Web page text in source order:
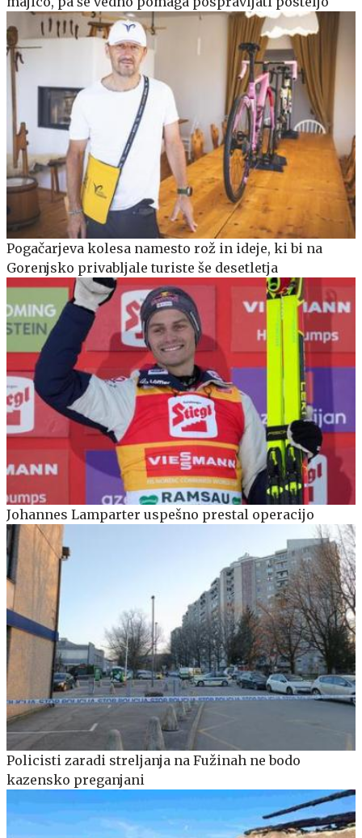
Pogačarjeva kolesa namesto rož in ideje, ki bi na
Gorenjsko privabljale turiste še desetletja
Johannes Lamparter uspešno prestal operacijo
Policisti zaradi streljanja na Fužinah ne bodo
kazensko preganjani